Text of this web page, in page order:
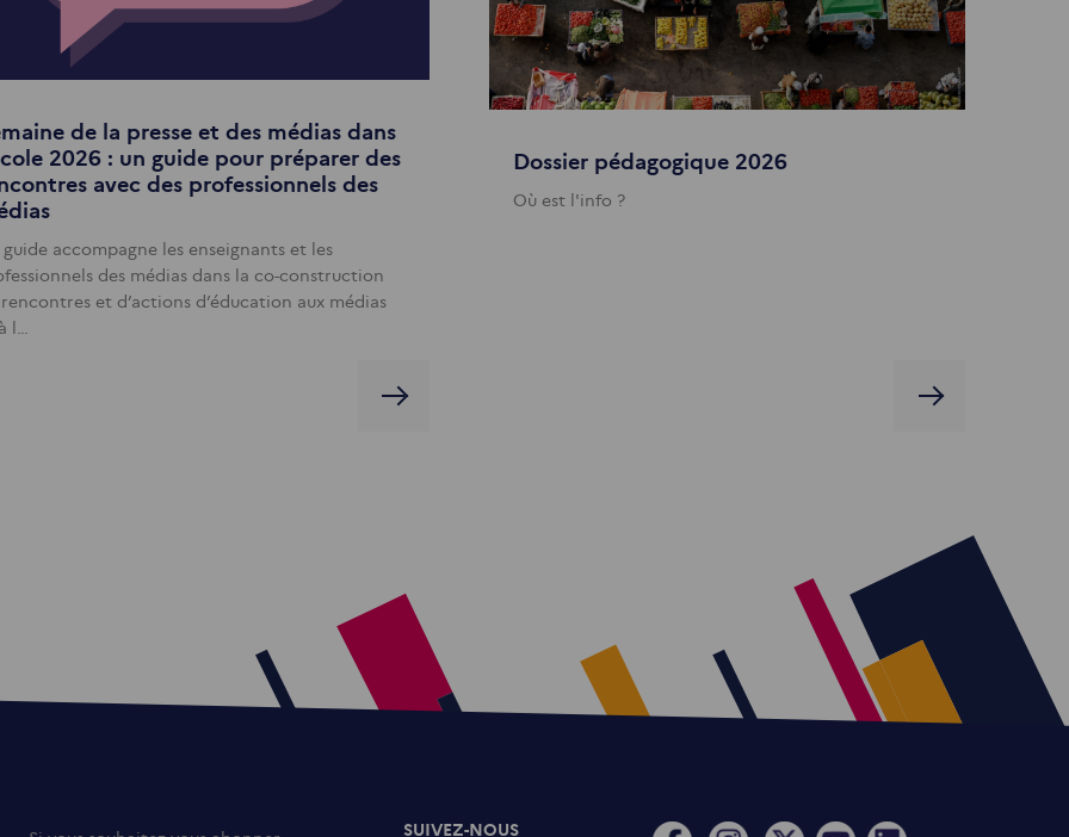
de la presse et des médias dans
2026 : un guide pour préparer des
avec des professionnels des
guide accompagne les enseignants et les
des médias dans la co-construction
et d’actions d’éducation aux médias
l…
Dossier pédagogique 2026
Où est l'info ?
SUIVEZ-NOUS